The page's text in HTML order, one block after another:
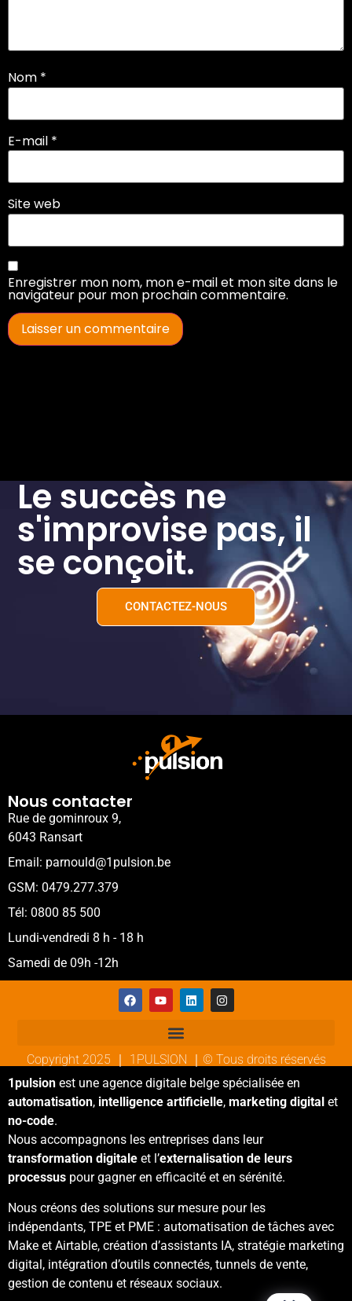
Nom *
E-mail *
Site web
Enregistrer mon nom, mon e-mail et mon site dans le
navigateur pour mon prochain commentaire.
Le succès ne
s'improvise pas, il
se conçoit.
CONTACTEZ-NOUS
Nous contacter
Rue de gominroux 9,
6043 Ransart
Email: parnould@1pulsion.be
GSM: 0479.277.379
Tél: 0800 85 500
Lundi-vendredi 8 h - 18 h
Samedi de 09h -12h
Copyright 2025 ｜ 1PULSION ｜© Tous droits réservés
1pulsion est une agence digitale belge spécialisée en
automatisation, intelligence artificielle, marketing digital et
no-code.
Nous accompagnons les entreprises dans leur
transformation digitale et l’externalisation de leurs
processus pour gagner en efficacité et en sérénité.
Nous créons des solutions sur mesure pour les
indépendants, TPE et PME : automatisation de tâches avec
Make et Airtable, création d’assistants IA, stratégie marketing
digital, intégration d’outils connectés, tunnels de vente,
gestion de contenu et réseaux sociaux.